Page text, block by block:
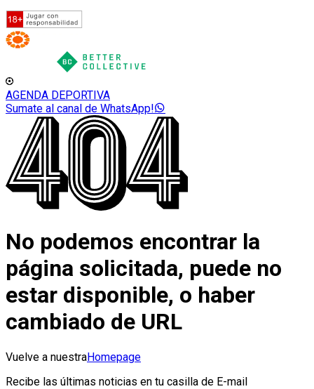
AGENDA DEPORTIVA
Sumate al canal de WhatsApp!
No podemos encontrar la
página solicitada, puede no
estar disponible, o haber
cambiado de URL
Vuelve a nuestraHomepage
Recibe las últimas noticias en tu casilla de E-mail